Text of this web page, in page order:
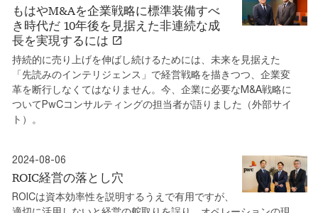
もはやM&Aを企業戦略に標準装備すべ
き時代だ 10年後を見据えた非連続な成
長を実現するには
持続的に売り上げを伸ばし続けるためには、未来を見据えた
「先読みのインテリジェンス」で経営戦略を描きつつ、企業変
革を断行しなくてはなりません。今、企業に必要なM&A戦略に
ついてPwCコンサルティングの担当者が語りました（外部サイ
ト）。
2024-08-06
ROIC経営の落とし穴
ROICは資本効率性を説明するうえで有用ですが、